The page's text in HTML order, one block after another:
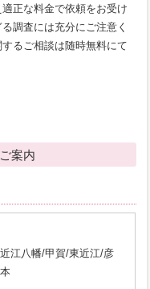
正な料金で依頼をお受け
調査には充分にご注意く
るご相談は随時無料にて
案内
江八幡/甲賀/東近江/彦